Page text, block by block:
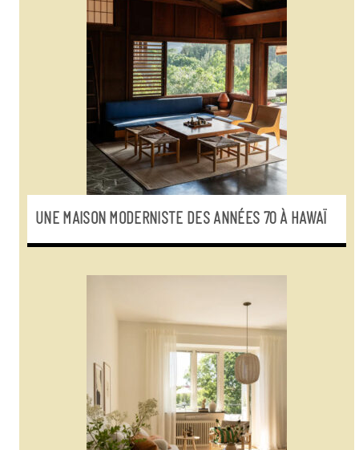
UNE MAISON MODERNISTE DES ANNÉES 70 À HAWAÏ